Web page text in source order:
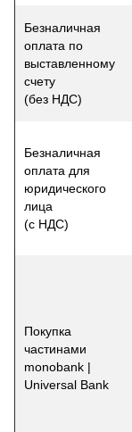
Безналичная
оплата по
выставленному
счету
(без НДС)
Безналичная
оплата для
юридического
лица
(с НДС)
Покупка
частинами
monobank |
Universal Bank